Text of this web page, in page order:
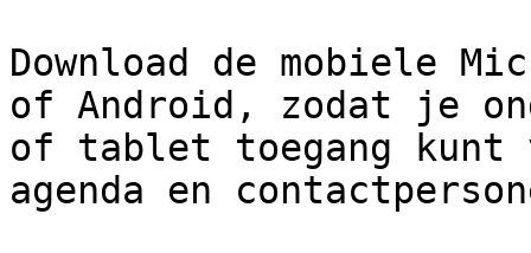
Download de mobiele
of Android, zodat je
of tablet toegang
agenda en